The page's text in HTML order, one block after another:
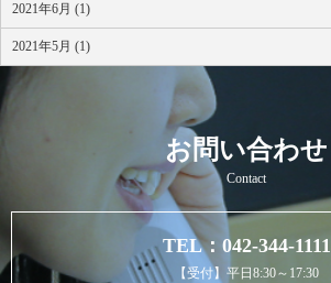
2021年6月 (1)
2021年5月 (1)
お問い合わせ
Contact
TEL：042-344-1111
【受付】平日8:30～17:30